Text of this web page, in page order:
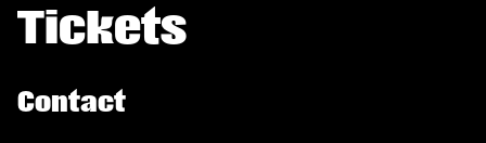
Tickets
Contact